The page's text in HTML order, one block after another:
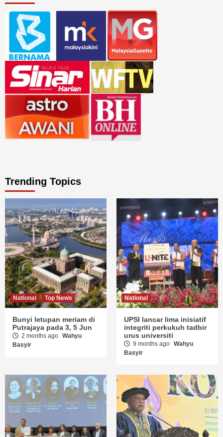
Trending Topics
National Top News
Bunyi letupan meriam di
Putrajaya pada 3, 5 Jun
2 months ago Wahyu
Basyir
National
UPSI lancar lima inisiatif
integriti perkukuh tadbir
urus universiti
9 months ago Wahyu
Basyir